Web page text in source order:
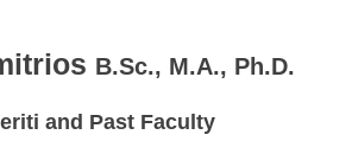
B.Sc., M.A., Ph.D.
and Past Faculty